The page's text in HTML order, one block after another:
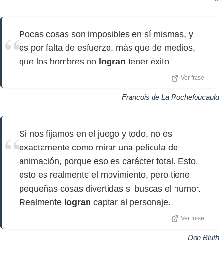
Pocas cosas son imposibles en sí mismas, y
es por falta de esfuerzo, más que de medios,
que los hombres no logran tener éxito.
Ver frase
Francois de La Rochefoucauld
Si nos fijamos en el juego y todo, no es
exactamente como mirar una película de
animación, porque eso es carácter total. Esto,
esto es realmente el movimiento, pero tiene
pequeñas cosas divertidas si buscas el humor.
Realmente logran captar al personaje.
Ver frase
Don Bluth